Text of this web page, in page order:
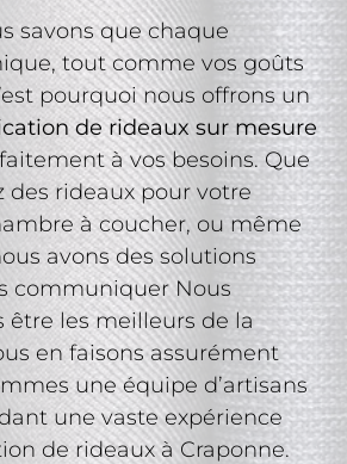
savons que chaque
tout comme vos goûts
pourquoi nous offrons un
de rideaux sur mesure
à vos besoins. Que
des rideaux pour votre
à coucher, ou même
avons des solutions
communiquer Nous
être les meilleurs de la
en faisons assurément
une équipe d’artisans
une vaste expérience
de rideaux à Craponne.